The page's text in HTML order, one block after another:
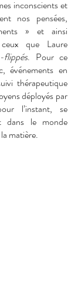
inconscients et
nos pensées,
» et ainsi
que Laure
flippés. Pour ce
événements en
thérapeutique
déployés par
l’instant, se
dans le monde
matière.